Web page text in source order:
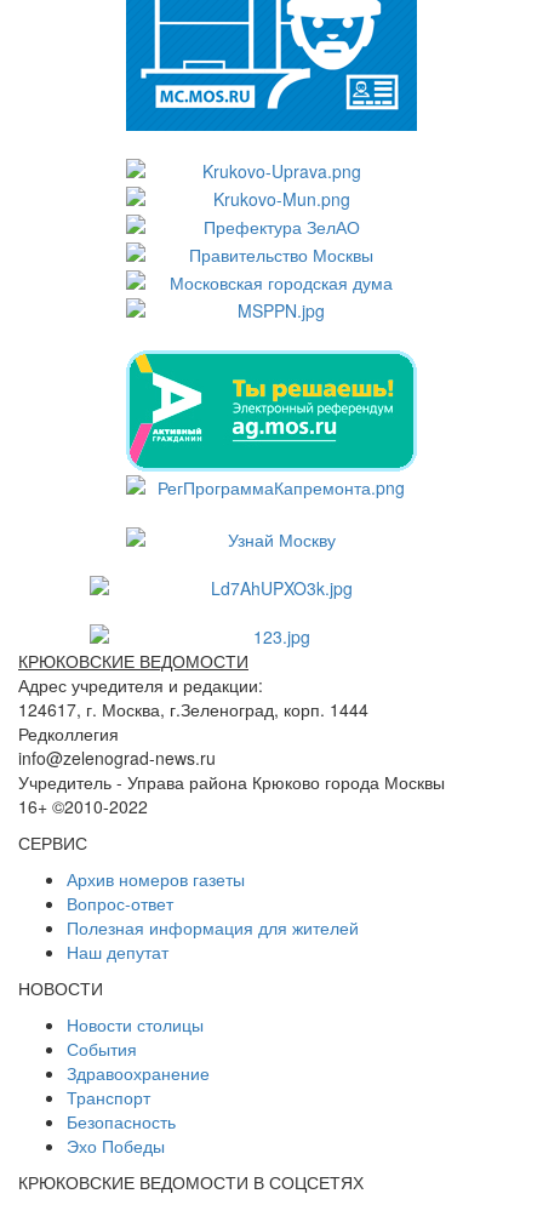
КРЮКОВСКИЕ ВЕДОМОСТИ
Адрес учредителя и редакции:
124617, г. Москва, г.Зеленоград, корп. 1444
Редколлегия
info@zelenograd-news.ru
Учредитель - Управа района Крюково города Москвы
16+ ©2010-2022
СЕРВИС
Архив номеров газеты
Вопрос-ответ
Полезная информация для жителей
Наш депутат
НОВОСТИ
Новости столицы
События
Здравоохранение
Транспорт
Безопасность
Эхо Победы
КРЮКОВСКИЕ ВЕДОМОСТИ В СОЦСЕТЯХ